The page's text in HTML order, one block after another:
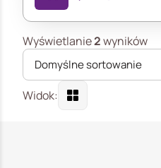
Wyświetlanie2wyników
Widok: